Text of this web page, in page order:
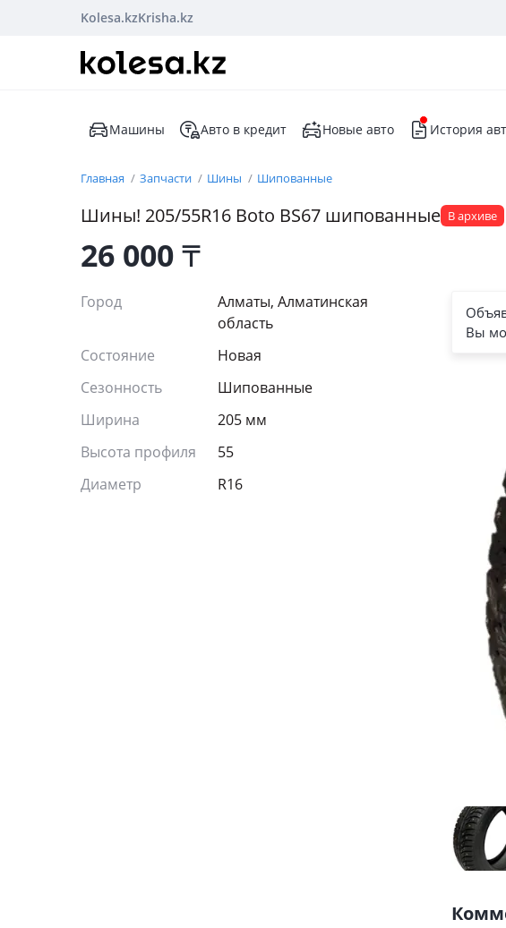
Kolesa.kzKrisha.kz
Машины Авто в кредит Новые авто История
Главная Запчасти Шины Шипованные
Шины! 205/55R16 Boto BS67 шипованные В архиве
26 000₸
Город
Алматы, Алматинская
область
Состояние
Новая
Сезонность
Шипованные
Ширина
205 мм
Высота профиля
55
Диаметр
R16
Вы